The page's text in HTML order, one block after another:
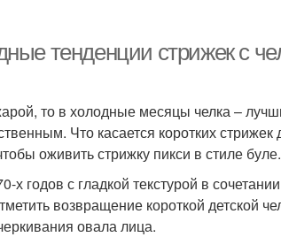
тенденции стрижек с
то в холодные месяцы челка –
Что касается коротких
оживить стрижку пикси в стиле буле.
годов с гладкой текстурой в
возвращение короткой детской
овала лица.